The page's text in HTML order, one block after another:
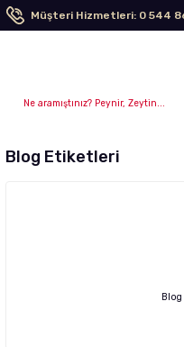
Müşteri Hizmetleri: 0 544
Blog Etiketleri
Blog